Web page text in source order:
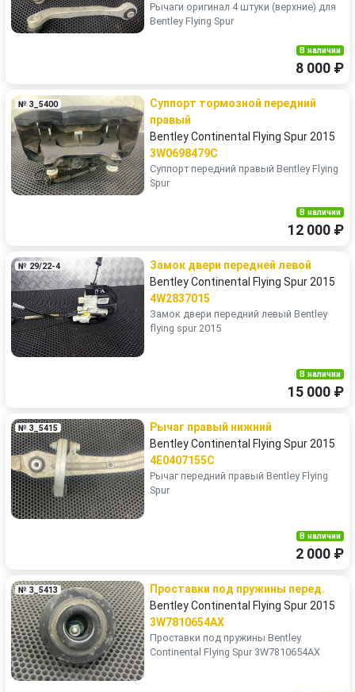
Рычаги оригинaл 4 штуки (веpхние) для
Bentley Flying Spur
В наличии
8 000 ₽
№ 3_5400
Суппорт тормозной передний
правый
Bentley Continental Flying Spur 2015
3W0698479C
Суппорт передний правый Bentley Flying
Spur
В наличии
12 000 ₽
№ 29/22-4
Замок двери передней левой
Bentley Continental Flying Spur 2015
4W2837015
Замок двери передний левый Bentley
flying spur 2015
В наличии
15 000 ₽
№ 3_5415
Рычаг правый нижний
Bentley Continental Flying Spur 2015
4E0407155C
Рычаг передний правый Bentley Flying
Spur
В наличии
2 000 ₽
№ 3_5413
Проставки под пружины перед.
Bentley Continental Flying Spur 2015
3W7810654AX
Проставки под пружины Bentley
Continental Flying Spur 3W7810654AX